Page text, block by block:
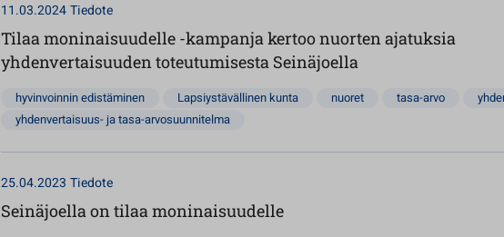
11.03.2024Tiedote
Tilaa moninaisuudelle -kampanja kertoo nuorten ajatuksia
yhdenvertaisuuden toteutumisesta Seinäjoella
hyvinvoinnin edistäminen Lapsiystävällinen kunta nuoret tasa-arvo
yhdenvertaisuus- ja tasa-arvosuunnitelma
25.04.2023 Tiedote
Seinäjoella on tilaa moninaisuudelle